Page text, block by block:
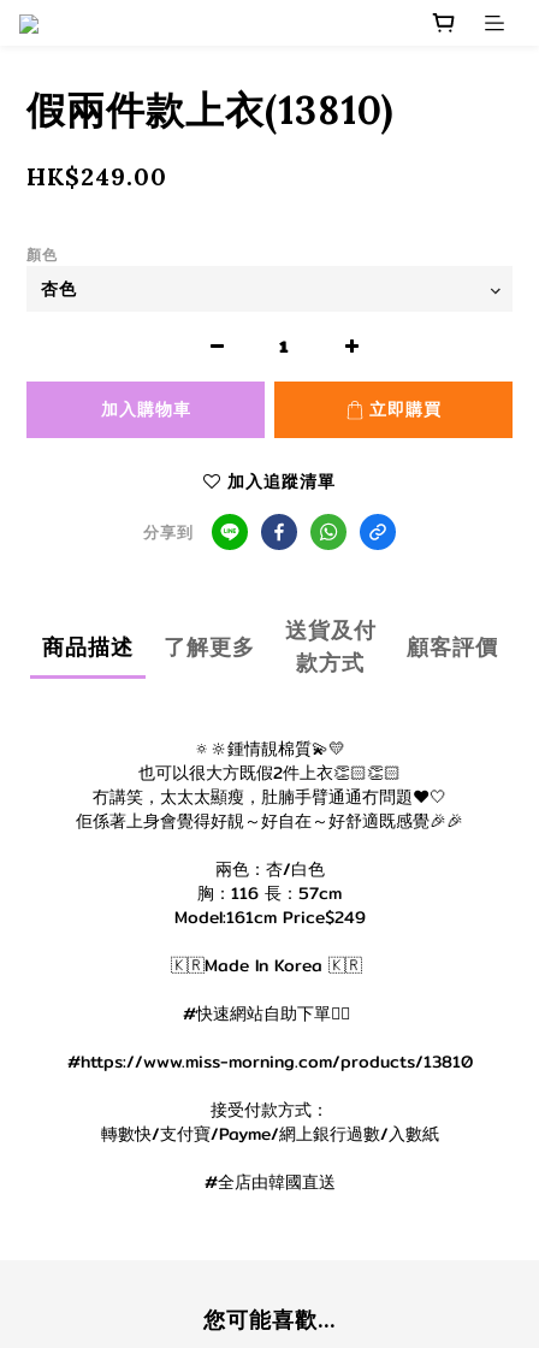
假兩件款上衣(13810)
HK$249.00
顏色
加入購物車 立即購買
加入追蹤清單
分享到
商品描述 了解更多
送貨及付
款方式
顧客評價
🔅🔆鍾情靚棉質💫💛
也可以很大方既假2件上衣👏🏻👏🏻
冇講笑，太太太顯瘦，肚腩手臂通通冇問題❤️🤍
佢係著上身會覺得好靚～好自在～好舒適既感覺🎉🎉
兩色：杏/白色
胸：116 長：57cm
Model:161cm Price$249
🇰🇷Made In Korea 🇰🇷
#快速網站自助下單👇🏻
#https://www.miss-morning.com/products/13810
接受付款方式：
轉數快/支付寶/Payme/網上銀行過數/入數紙
#全店由韓國直送
您可能喜歡...